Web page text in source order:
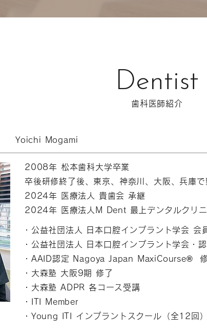
Dentist
歯科医師紹介
Yoichi Mogami
2008年 松本歯科大学卒業
卒後研修終了後、東京、神奈川、大阪、兵庫で
2024年 医療法人 貴歯会 承継
2024年 医療法人M Dent 最上デンタルクリニ
・公益社団法人 日本口腔インプラント学会 会
・公益社団法人 日本口腔インプラント学会・
・AAID認定 Nagoya Japan MaxiCourse®
・大森塾 大阪9期 修了
・大森塾 ADPR 各コース受講
・ITI Member
・Young ITI インプラントスクール（全12回